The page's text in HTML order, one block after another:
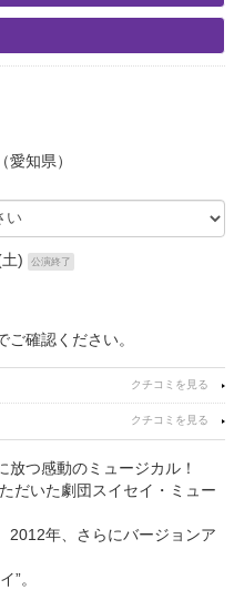
（愛知県）
) 公演終了
確認ください。
つ感動のミュージカル！
だいた劇団スイセイ・ミュー
2012年、さらにバージョンア
”。